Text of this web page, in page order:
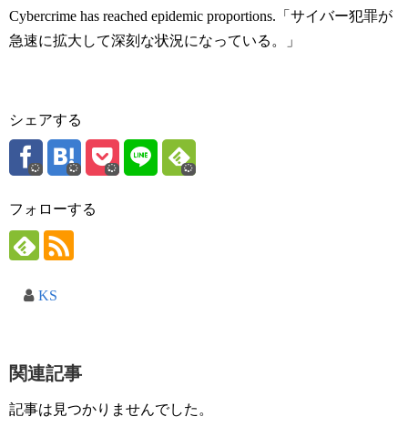
Cybercrime has reached epidemic proportions.「サイバー犯罪が
急速に拡大して深刻な状況になっている。」
シェアする
フォローする
KS
関連記事
記事は見つかりませんでした。